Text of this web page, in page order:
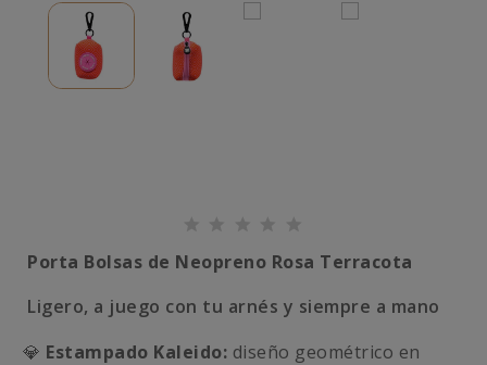
Porta Bolsas de Neopreno Rosa Terracota
Ligero, a juego con tu arnés y siempre a mano
💎 Estampado Kaleido: diseño geométrico en